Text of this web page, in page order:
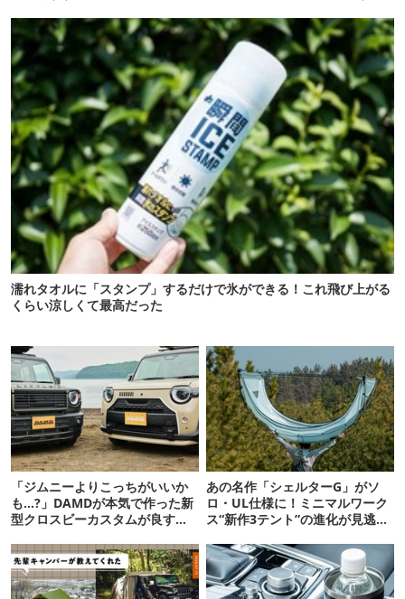
濡れタオルに「スタンプ」するだけで氷ができる！これ飛び上がる
くらい涼しくて最高だった
「ジムニーよりこっちがいいか
も…?」DAMDが本気で作った新
型クロスビーカスタムが良すぎ
あの名作「シェルターG」がソ
ロ・UL仕様に！ミニマルワーク
ス“新作3テント”の進化が見逃せ